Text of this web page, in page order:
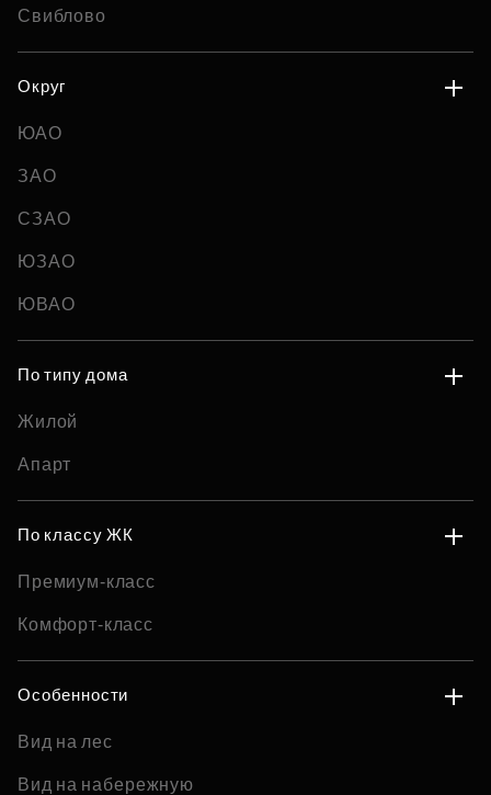
Свиблово
Округ
ЮАО
ЗАО
СЗАО
ЮЗАО
ЮВАО
По типу дома
Жилой
Апарт
По классу ЖК
Премиум-класс
Комфорт-класс
Особенности
Вид на лес
Вид на набережную